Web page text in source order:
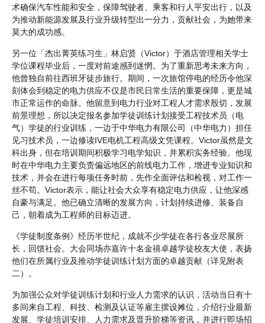
术确保汽车性能和安全，保障驾驶者、乘客和行人平安出行，以及
为推动新能源发展及行业升级转型出一分力，贡献社会，为她带来
莫大的成功感。
另一位「杰出菁英练习生」林启贤（Victor）于酒店管理相关学士
学位课程毕业后，一度对前途感到迷惘。为了重新思考未来方向，
他曾独自前往西班牙徒步旅行。期间，一次旅馆停电的经历令他深
刻体会到稳定的电力供应不仅是市民日常生活的重要保障，更是城
市正常运作的命脉。他留意到电力行业对工程人才需求殷切，发展
前景理想，所以决定报名参加学徒训练计划接受工程技术员（电
气）学徒的行业训练，一边于中华电力有限公司（中华电力）担任
见习技术员，一边修读IVE电机工程高级文凭课程。Victor虽然是文
科出身，但在培训期间积极学习电学知识，并累积实务经验。他现
时在中华电力主要负责偏远地区的前线电力工作，增进专业知识和
技术，并会在进行每项任务时前，先作全面评估和检视，对工作一
丝不苟。Victor表示，能让社会大众享有稳定电力供应，让他深感
自豪与满足。他已确立清晰的发展方向，计划持续进修、装备自
己，朝着成为工程师的目标迈进。
《学徒制度条例》经历半世纪，成就不少学徒在各行各业尽展所
长，回馈社会。大会同场亦嘉许十名金禧卓越学徒校友大使，表扬
他们在所属行业及推动学徒训练计划方面的卓越贡献（详见附表
二）。
为加强公众对学徒训练计划和行业人力需求的认识，活动当日有十
多间来自工程、科技、检测及认证等雇主摆设摊位，介绍行业最新
发展、学徒培训安排、人力需求及晋升阶梯等资讯，并进行即场招